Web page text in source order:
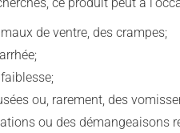
de ventre, des crampes;
ou, rarement, des
ou des démangeaisons